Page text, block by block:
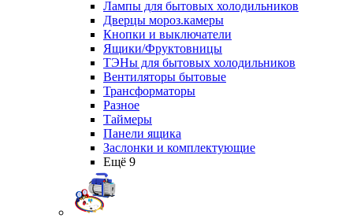
Лампы для бытовых холодильников
Дверцы мороз.камеры
Кнопки и выключатели
Ящики/Фруктовницы
ТЭНы для бытовых холодильников
Вентиляторы бытовые
Трансформаторы
Разное
Таймеры
Панели ящика
Заслонки и комплектующие
Ещё 9